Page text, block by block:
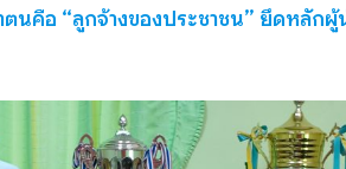
ตนคือ “ลูกจ้างของประชาชน” ยึดหลัก